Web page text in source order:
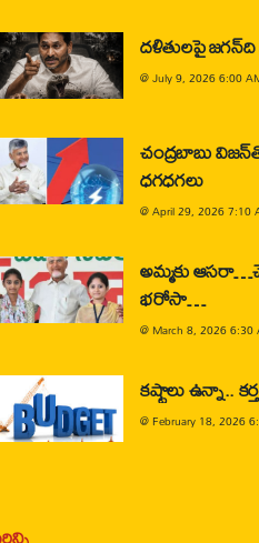
దళితులపై
@July 9, 2026 6:00
చంద్రబాబు
ధగధగలు
@April 29, 2026 7:10
అమ్మకు
భరోసా…
@ March 8, 2026 6:30
కష్టాలు ఉన్నా..
@February 18, 2026